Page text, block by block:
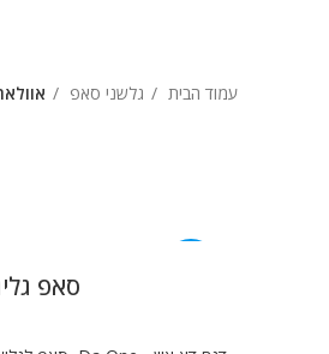
עמוד הבית גלשני סאפ
סאפ גלים